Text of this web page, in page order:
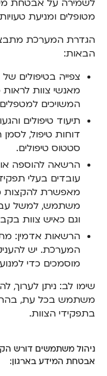
לשמירה על אבטחת
מטופלים ומניעת
הגדרת המערכת
הבאות:
צפייה בטיפולים
מאנשי צוות
המשויכים
תיעוד טיפולים
דוחות טיפול,
סטטוס טיפולים.
הרשאה להוספה
עובדים בעלי
מאפשרת להקצות
משתמש, למשל
וגם כאיש צוות
הרשאות אדמין:
המערכת. יש
מוסמכים כדי
שימו לב: ניתן לערוך,
משתמש בכל עת,
בתפקידי הצוות.
ניהול משתמשים דורש
אבטחת המידע בארגון: